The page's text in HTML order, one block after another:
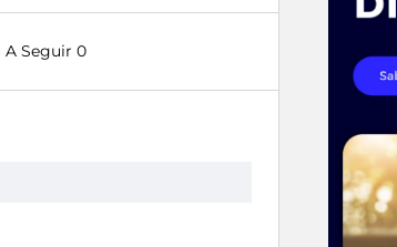
A Seguir 0